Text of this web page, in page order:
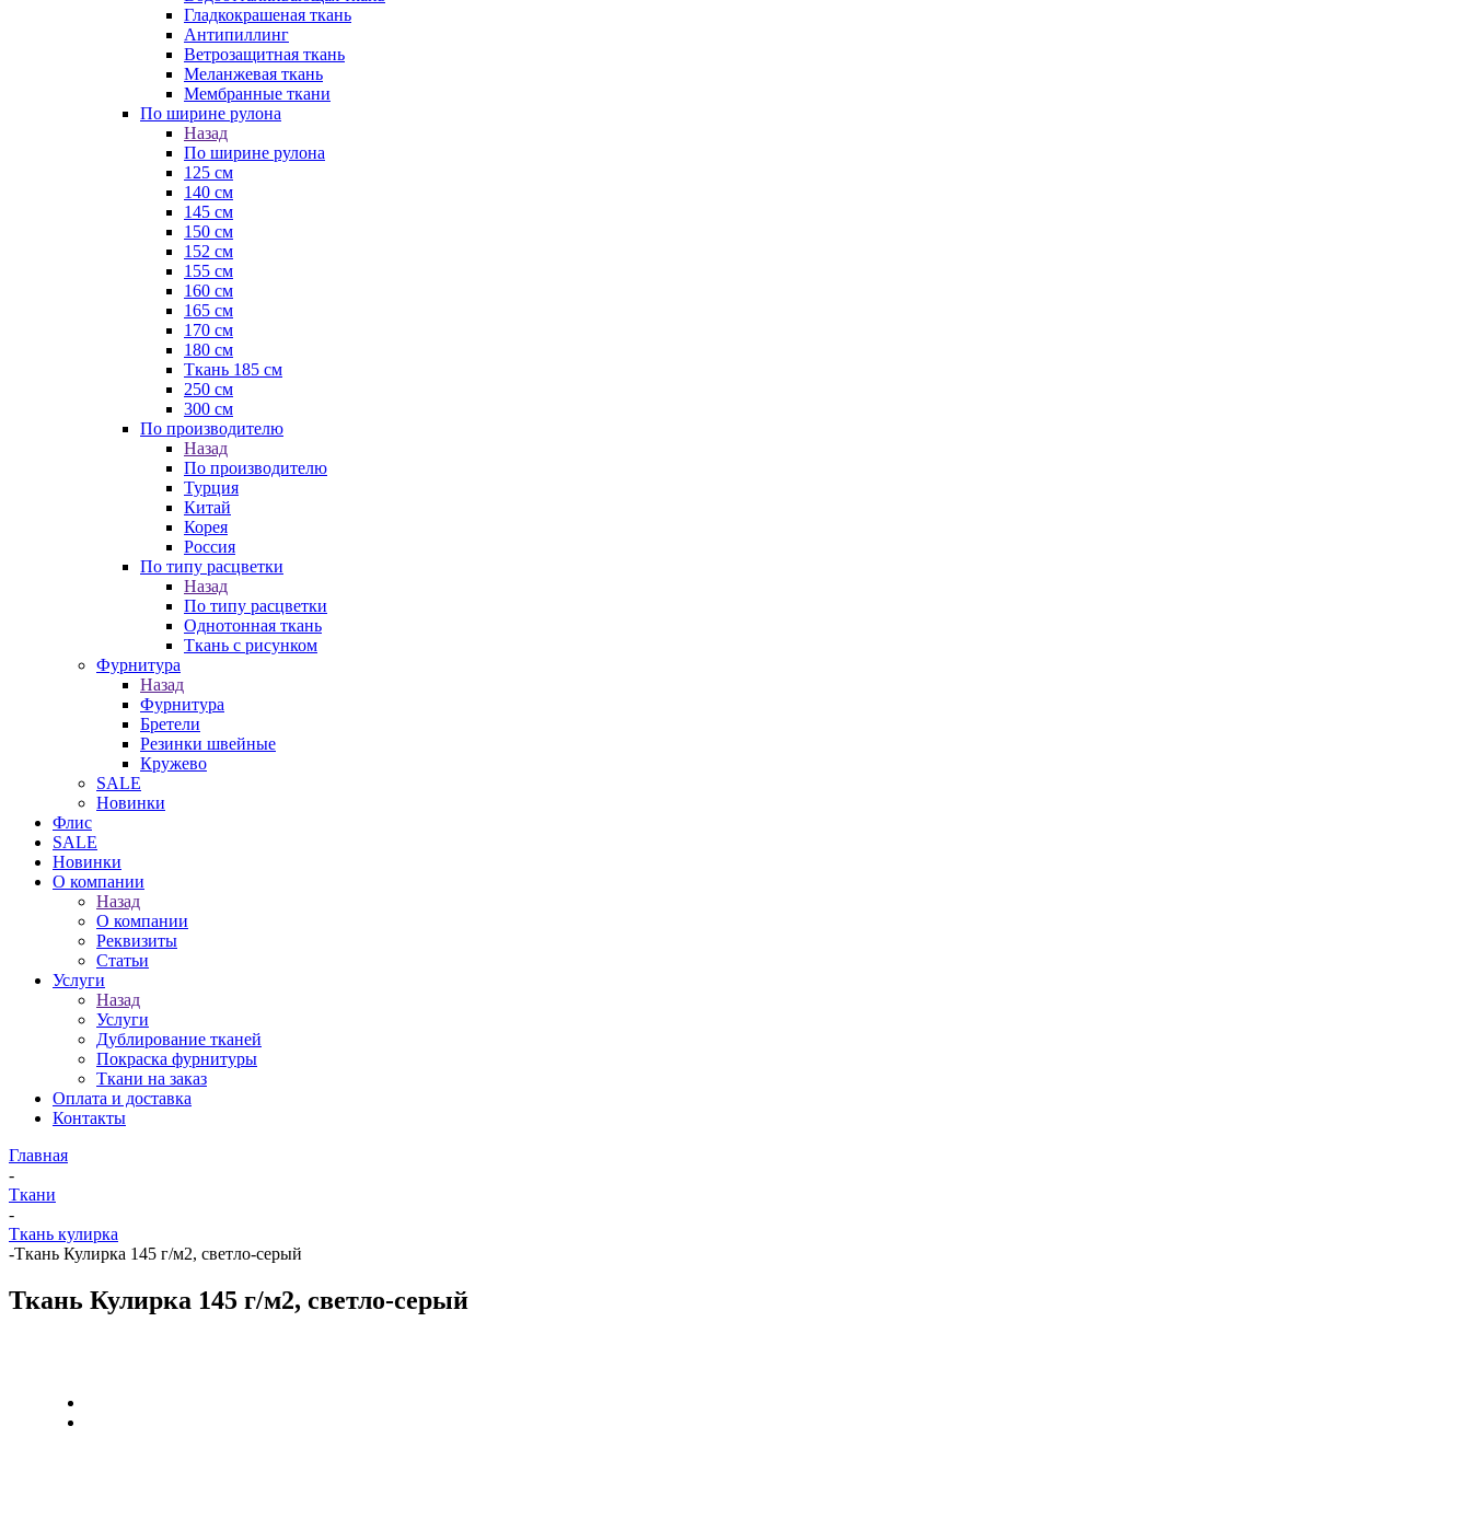
Гладкокрашеная ткань
Антипиллинг
Ветрозащитная ткань
Меланжевая ткань
Мембранные ткани
По ширине рулона
Назад
По ширине рулона
125 см
140 см
145 см
150 см
152 см
155 см
160 см
165 см
170 см
180 см
Ткань 185 см
250 см
300 см
По производителю
Назад
По производителю
Турция
Китай
Корея
Россия
По типу расцветки
Назад
По типу расцветки
Однотонная ткань
Ткань с рисунком
Фурнитура
Назад
Фурнитура
Бретели
Резинки швейные
Кружево
SALE
Новинки
Флис
SALE
Новинки
О компании
Назад
О компании
Реквизиты
Статьи
Услуги
Назад
Услуги
Дублирование тканей
Покраска фурнитуры
Ткани на заказ
Оплата и доставка
Контакты
Главная
-
Ткани
-
Ткань кулирка
-Ткань Кулирка 145 г/м2, светло-серый
Ткань Кулирка 145 г/м2, светло-серый